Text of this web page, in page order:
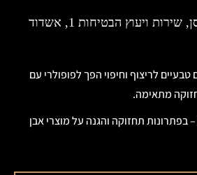
ויעוץ הבטיחות 1, אשדוד
לריצוף וחיפוי הפך לפופולרי עם
מתאימה.
בפתרונות תחזוקה והגנה על מוצרי אבן